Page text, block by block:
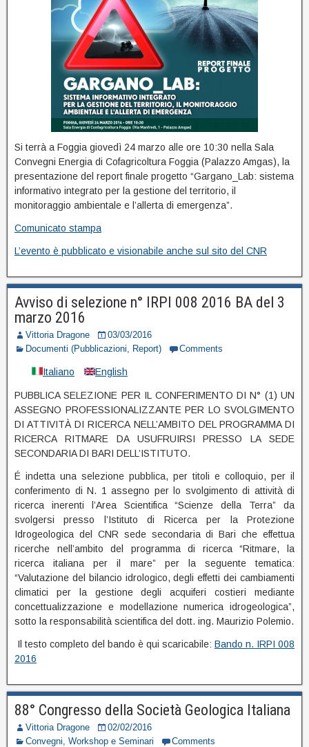
Si terrà a Foggia giovedì 24 marzo alle ore 10:30 nella Sala
Convegni Energia di Cofagricoltura Foggia (Palazzo Amgas), la
presentazione del report finale progetto “Gargano_Lab: sistema
informativo integrato per la gestione del territorio, il
monitoraggio ambientale e l’allerta di emergenza”.
Comunicato stampa
L’evento è pubblicato e visionabile anche sul sito del CNR
Avviso di selezione n° IRPI 008 2016 BA del 3
marzo 2016
Vittoria Dragone
03/03/2016
Documenti (Pubblicazioni, Report)
Comments
Italiano English
PUBBLICA SELEZIONE PER IL CONFERIMENTO DI N° (1) UN
ASSEGNO PROFESSIONALIZZANTE PER LO SVOLGIMENTO
DI ATTIVITÀ DI RICERCA NELL’AMBITO DEL PROGRAMMA DI
RICERCA RITMARE DA USUFRUIRSI PRESSO LA SEDE
SECONDARIA DI BARI DELL’ISTITUTO.
É indetta una selezione pubblica, per titoli e colloquio, per il
conferimento di N. 1 assegno per lo svolgimento di attività di
ricerca inerenti l’Area Scientifica “Scienze della Terra” da
svolgersi presso l’Istituto di Ricerca per la Protezione
Idrogeologica del CNR sede secondaria di Bari che effettua
ricerche nell’ambito del programma di ricerca “Ritmare, la
ricerca italiana per il mare” per la seguente tematica:
“Valutazione del bilancio idrologico, degli effetti dei cambiamenti
climatici per la gestione degli acquiferi costieri mediante
concettualizzazione e modellazione numerica idrogeologica”,
sotto la responsabilità scientifica del dott. ing. Maurizio Polemio.
Il testo completo del bando è qui scaricabile: Bando n. IRPI 008
2016
88° Congresso della Società Geologica Italiana
Vittoria Dragone
02/02/2016
Convegni, Workshop e Seminari
Comments